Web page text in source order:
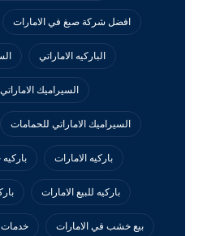
افضل شركة صبغ في الامارات
الباركيه الاماراتي
السيراميك
السيراميك الاماراتي للحمامات
باركيه الامارات
باركيه للبيع الامارات
بيع خشب في الامارات خدمات